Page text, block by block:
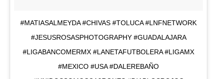
#MATIASALMEYDA #CHIVAS #TOLUCA #LNFNETWORK
#JESUSROSASPHOTOGRAPHY #GUADALAJARA
#LIGABANCOMERMX #LANETAFUTBOLERA #LIGAMX
#MEXICO #USA #DALEREBAÑO